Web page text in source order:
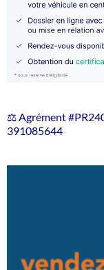
⚖️ Agrément
391085644